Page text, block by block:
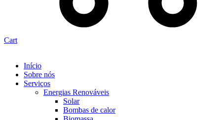
Cart
Início
Sobre nós
Serviços
Energias Renováveis
Solar
Bombas de calor